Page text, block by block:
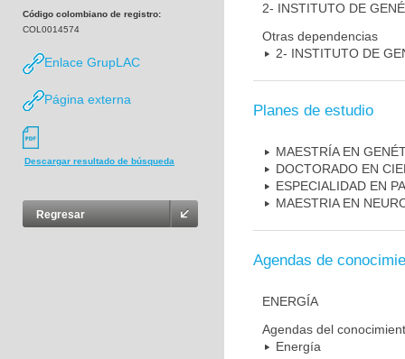
Código colombiano de registro:
COL0014574
Enlace GrupLAC
Página externa
Descargar resultado de búsqueda
Regresar
2- INSTITUTO DE
Otras dependencias
2- INSTITUTO DE
Planes de estudio
MAESTRÍA EN
DOCTORADO EN
ESPECIALIDAD EN
MAESTRIA EN
Agendas de
ENERGÍA
Agendas del
Energía